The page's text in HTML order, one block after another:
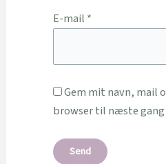
E-mail *
Gem mit navn, mail
browser til næste